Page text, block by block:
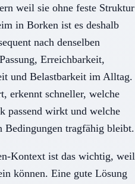
weil sie ohne feste Struktur
in Borken ist es deshalb
nach denselben
Erreichbarkeit,
und Belastbarkeit im Alltag.
erkennt schneller, welche
passend wirkt und welche
Bedingungen tragfähig bleibt.
Kontext ist das wichtig, weil
können. Eine gute Lösung